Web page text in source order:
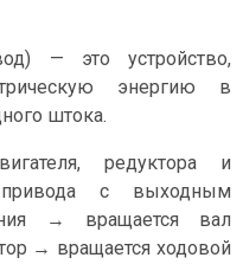
— это устройство,
энергию в
штока.
редуктора и
привода с выходным
→ вращается вал
→ вращается ходовой